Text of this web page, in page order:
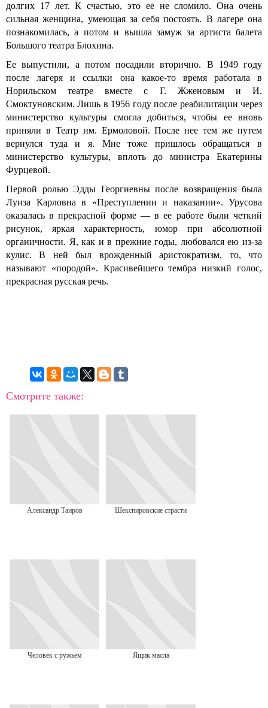
долгих 17 лет. К счастью, это ее не сломило. Она очень
сильная женщина, умеющая за себя постоять. В лагере она
познакомилась, а потом и вышла замуж за артиста балета
Большого театра Блохина.
Ее выпустили, а потом посадили вторично. В 1949 году
после лагеря и ссылки она какое-то время работала в
Норильском театре вместе с Г. Жженовым и И.
Смоктуновским. Лишь в 1956 году после реабилитации через
министерство культуры смогла добиться, чтобы ее вновь
приняли в Театр им. Ермоловой. После нее тем же путем
вернулся туда и я. Мне тоже пришлось обращаться в
министерство культуры, вплоть до министра Екатерины
Фурцевой.
Первой ролью Эдды Георгиевны после возвращения была
Луиза Карловна в «Преступлении и наказании». Урусова
оказалась в прекрасной форме — в ее работе были четкий
рисунок, яркая характерность, юмор при абсолютной
органичности. Я, как и в прежние годы, любовался ею из-за
кулис. В ней был врожденный аристократизм, то, что
называют «породой». Красивейшего тембра низкий голос,
прекрасная русская речь.
Смотрите также:
Александр Таиров Шекспировские страсти
Человек с ружьем Ящик масла